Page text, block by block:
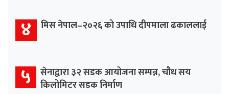
४ मिस नेपाल–२०२६ को उपाधि दीपमाला ढकाललाई
५
सेनाद्वारा ३२ सडक आयोजना सम्पन्न, चौध सय
किलोमिटर सडक निर्माण